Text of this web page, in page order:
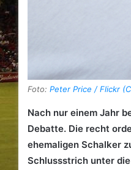
Foto: Peter Price / Flickr
Nach nur einem Jahr
Debatte. Die recht
ehemaligen Schalker
Schlussstrich unter